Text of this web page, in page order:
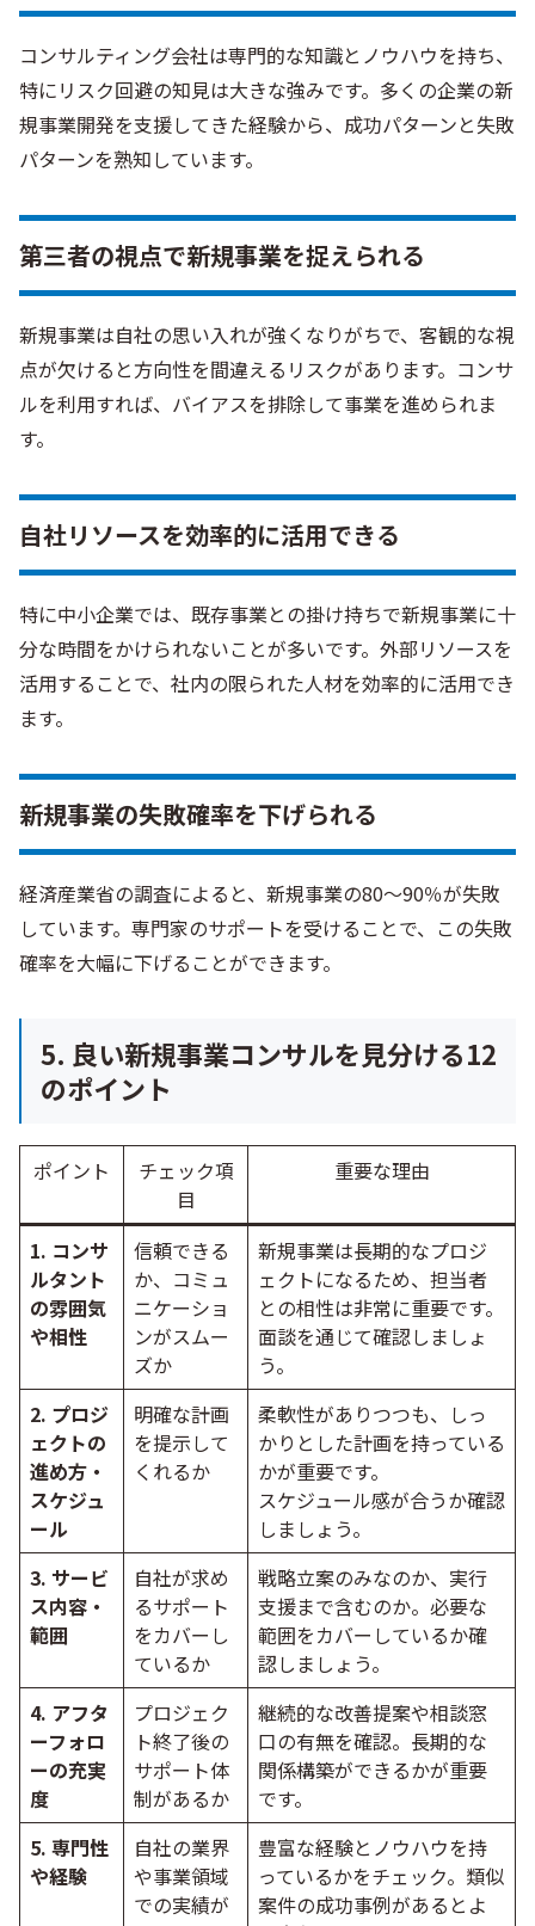
コンサルティング会社は専門的な知識とノウハウを持ち、
特にリスク回避の知見は大きな強みです。多くの企業の新
規事業開発を支援してきた経験から、成功パターンと失敗
パターンを熟知しています。
第三者の視点で新規事業を捉えられる
新規事業は自社の思い入れが強くなりがちで、客観的な視
点が欠けると方向性を間違えるリスクがあります。コンサ
ルを利用すれば、バイアスを排除して事業を進められま
す。
自社リソースを効率的に活用できる
特に中小企業では、既存事業との掛け持ちで新規事業に十
分な時間をかけられないことが多いです。外部リソースを
活用することで、社内の限られた人材を効率的に活用でき
ます。
新規事業の失敗確率を下げられる
経済産業省の調査によると、新規事業の80〜90％が失敗
しています。専門家のサポートを受けることで、この失敗
確率を大幅に下げることができます。
5. 良い新規事業コンサルを見分ける12
のポイント
ポイント
チェック項
目
重要な理由
1. コンサ
ルタント
の雰囲気
や相性
信頼できる
か、コミュ
ニケーショ
ンがスムー
ズか
新規事業は長期的なプロジ
ェクトになるため、担当者
との相性は非常に重要です。
面談を通じて確認しましょ
う。
2. プロジ
ェクトの
進め方・
スケジュ
ール
明確な計画
を提示して
くれるか
柔軟性がありつつも、しっ
かりとした計画を持っている
かが重要です。
スケジュール感が合うか確認
しましょう。
3. サービ
ス内容・
範囲
自社が求め
るサポート
をカバーし
ているか
戦略立案のみなのか、実行
支援まで含むのか。必要な
範囲をカバーしているか確
認しましょう。
4. アフタ
ーフォロ
ーの充実
度
プロジェク
ト終了後の
サポート体
制があるか
継続的な改善提案や相談窓
口の有無を確認。長期的な
関係構築ができるかが重要
です。
5. 専門性
や経験
自社の業界
や事業領域
での実績が
豊富な経験とノウハウを持
っているかをチェック。類似
案件の成功事例があるとよ